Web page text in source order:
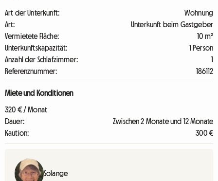
Art der Unterkunft:
Wohnung
Art:
Unterkunft beim Gastgeber
Vermietete Fläche:
10 m²
Unterkunftskapazität:
1 Person
Anzahl der Schlafzimmer:
1
Referenznummer:
186112
Miete und Konditionen
320 € / Monat
Dauer:
Zwischen 2 Monate und 12 Monate
Kaution:
300 €
Solange